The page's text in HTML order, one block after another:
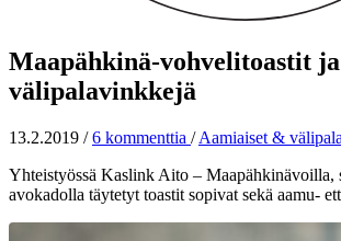
Maapähkinä-vohvelitoastit
välipalavinkkejä
13.2.2019 / 6 kommenttia / Aamiaiset &
Yhteistyössä Kaslink Aito – Maapähkinävoilla,
avokadolla täytetyt toastit sopivat sekä aamu-